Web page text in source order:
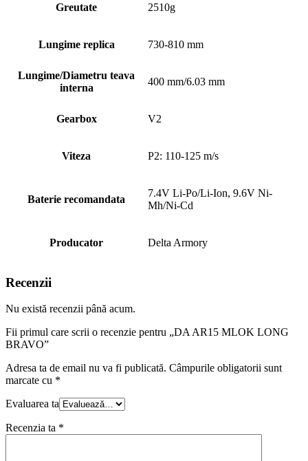
Greutate 2510g
Lungime replica 730-810 mm
Lungime/Diametru teava
interna
400 mm/6.03 mm
Gearbox V2
Viteza P2: 110-125 m/s
Baterie recomandata
7.4V Li-Po/Li-Ion, 9.6V Ni-
Mh/Ni-Cd
Producator Delta Armory
Recenzii
Nu există recenzii până acum.
Fii primul care scrii o recenzie pentru „DA AR15 MLOK LONG
BRAVO”
Adresa ta de email nu va fi publicată. Câmpurile obligatorii sunt
marcate cu *
Evaluarea ta
Recenzia ta *